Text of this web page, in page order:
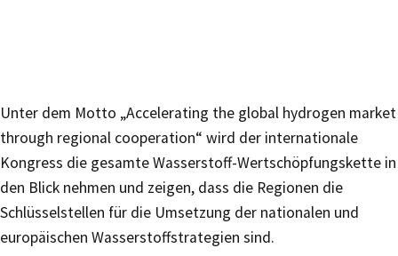
Unter dem Motto „Accelerating the global hydrogen market
through regional cooperation“ wird der internationale
Kongress die gesamte Wasserstoff-Wertschöpfungskette in
den Blick nehmen und zeigen, dass die Regionen die
Schlüsselstellen für die Umsetzung der nationalen und
europäischen Wasserstoffstrategien sind.